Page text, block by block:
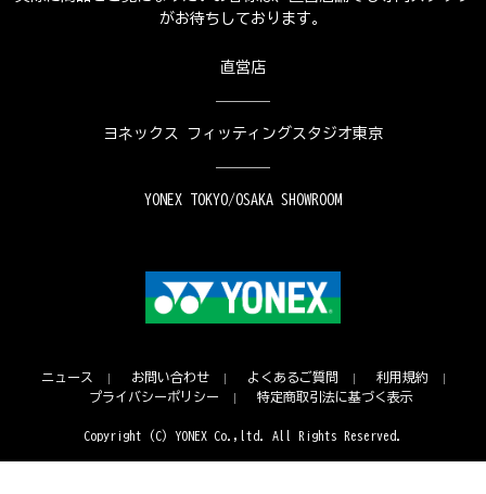
がお待ちしております。
直営店
ヨネックス フィッティングスタジオ東京
YONEX TOKYO/OSAKA SHOWROOM
ニュース お問い合わせ よくあるご質問
利用規約
プライバシーポリシー
特定商取引法に基づく表示
Copyright (C) YONEX Co.,ltd. All Rights Reserved.